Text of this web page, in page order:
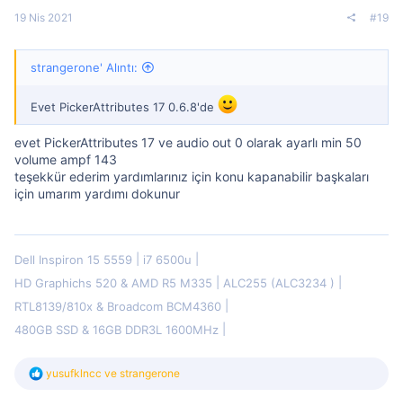
19 Nis 2021 #19
strangerone' Alıntı:
Evet PickerAttributes 17 0.6.8'de
evet PickerAttributes 17 ve audio out 0 olarak ayarlı min 50
volume ampf 143
teşekkür ederim yardımlarınız için konu kapanabilir başkaları
için umarım yardımı dokunur
Dell Inspiron 15 5559
i7 6500u
HD Graphichs 520 & AMD R5 M335
ALC255 (ALC3234 )
RTL8139/810x & Broadcom BCM4360
480GB SSD & 16GB DDR3L 1600MHz
T
yusufklncc ve strangerone